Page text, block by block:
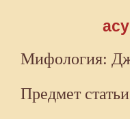
Мифология:
Предмет